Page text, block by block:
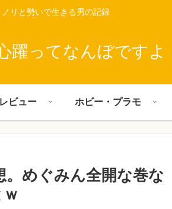
ノリと勢いで生きる男の記録
躍ってなんぼですよ
ビュー ホビー・プラモ
。めぐみん全開な巻な